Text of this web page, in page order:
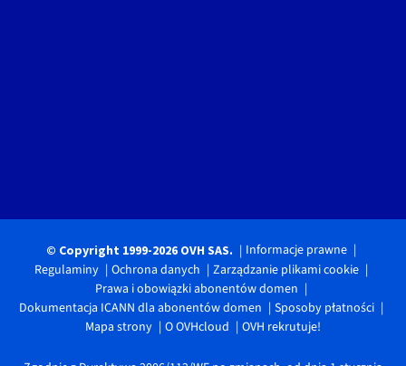
© Copyright 1999-2026 OVH SAS.
Informacje prawne
Regulaminy
Ochrona danych
Zarządzanie plikami cookie
Prawa i obowiązki abonentów domen
Dokumentacja ICANN dla abonentów domen
Sposoby płatności
Mapa strony
O OVHcloud OVH rekrutuje!